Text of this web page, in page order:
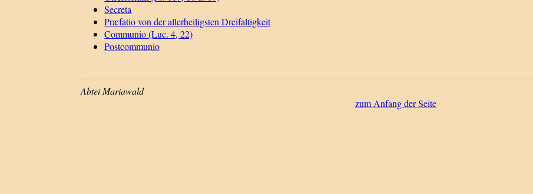
Secreta
Præfatio von der allerheiligsten Dreifaltigkeit
Communio (Luc. 4, 22)
Postcommunio
Abtei Mariawald
zum Anfang der Seite